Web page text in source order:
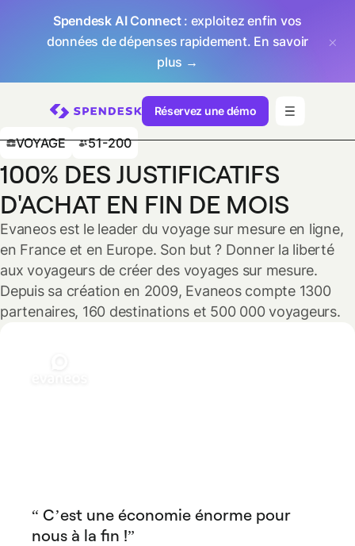
Spendesk AI Connect: exploitez enfin vos
données de dépenses rapidement. En savoir
plus →
Réservez une démo
VOYAGE 51-200
100% DES JUSTIFICATIFS
D'ACHAT EN FIN DE MOIS
Evaneos est le leader du voyage sur mesure en ligne,
en France et en Europe. Son but ? Donner la liberté
aux voyageurs de créer des voyages sur mesure.
Depuis sa création en 2009, Evaneos compte 1300
partenaires, 160 destinations et 500 000 voyageurs.
C’est une économie énorme pour
nous à la fin !